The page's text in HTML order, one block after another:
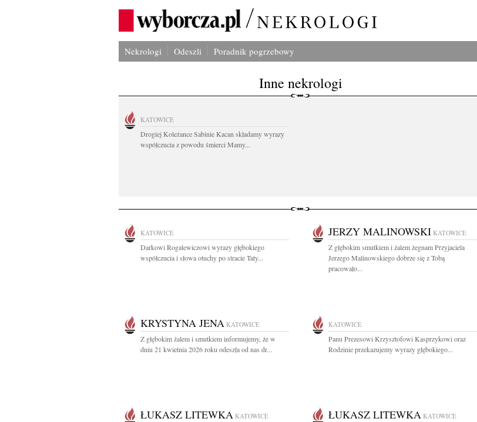
Nekrologi Odeszli Poradnik pogrzebowy
Inne nekrologi
KATOWICE
Drogiej Koleżance Sabinie Kacan składamy wyrazy
współczucia z powodu śmierci Mamy...
KATOWICE
Darkowi Rogalewiczowi wyrazy głębokiego
współczucia i słowa otuchy po stracie Taty...
JERZY MALINOWSKI KATOWICE
Z głębokim smutkiem i żalem żegnam Przyjaciela
Jerzego Malinowskiego dobrze się z Tobą
pracowało...
KRYSTYNA JENA KATOWICE
Z głębokim żalem i smutkiem informujemy, że w
dniu 21 kwietnia 2026 roku odeszła od nas dr...
KATOWICE
Panu Prezesowi Krzysztofowi Kasprzykowi oraz
Rodzinie przekazujemy wyrazy głębokiego...
ŁUKASZ LITEWKA KATOWICE ŁUKASZ LITEWKA KATOWICE